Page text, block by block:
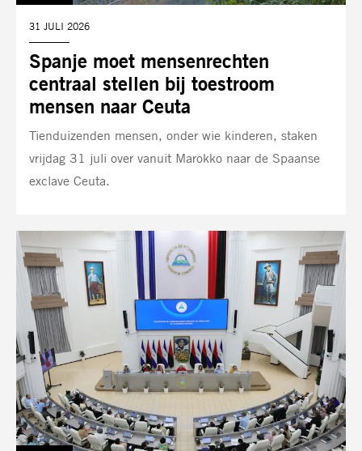
Spanje moet mensenrechten
centraal stellen bij toestroom
mensen naar Ceuta
DATUM:
31 JULI 2026
Tienduizenden mensen, onder wie kinderen, staken
vrijdag 31 juli over vanuit Marokko naar de Spaanse
exclave Ceuta.